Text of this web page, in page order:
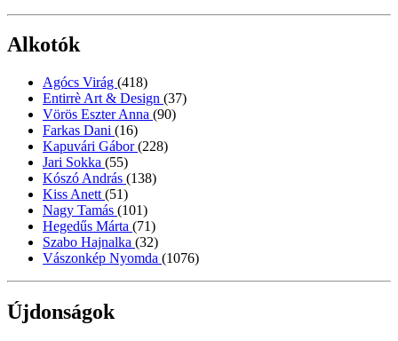
Alkotók
Agócs Virág (418)
Entirrè Art & Design (37)
Vörös Eszter Anna (90)
Farkas Dani (16)
Kapuvári Gábor(228)
Jari Sokka (55)
Kószó András (138)
Kiss Anett (51)
Nagy Tamás (101)
Hegedűs Márta (71)
Szabo Hajnalka (32)
Vászonkép Nyomda (1076)
Újdonságok